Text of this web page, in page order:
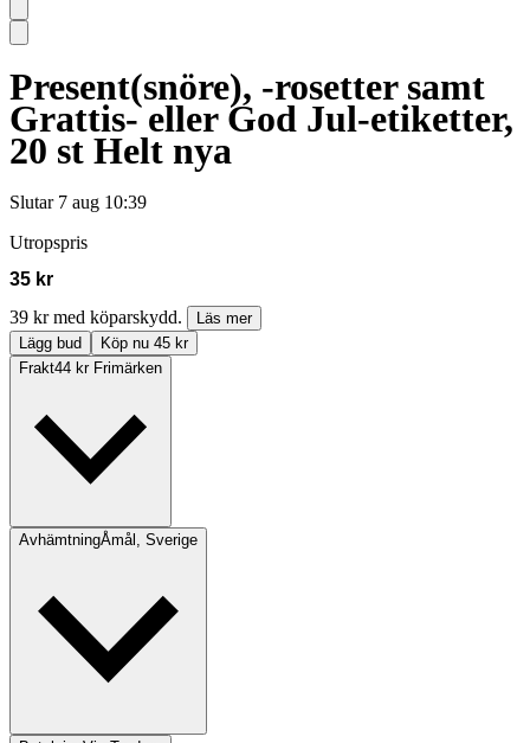
Present(snöre), -rosetter samt
Grattis- eller God Jul-etiketter,
20 st Helt nya
Slutar 7 aug 10:39
Utropspris
35 kr
39 kr med köparskydd.
Läs mer
Lägg bud
Köp nu 45 kr
Frakt44 kr Frimärken
AvhämtningÅmål, Sverige